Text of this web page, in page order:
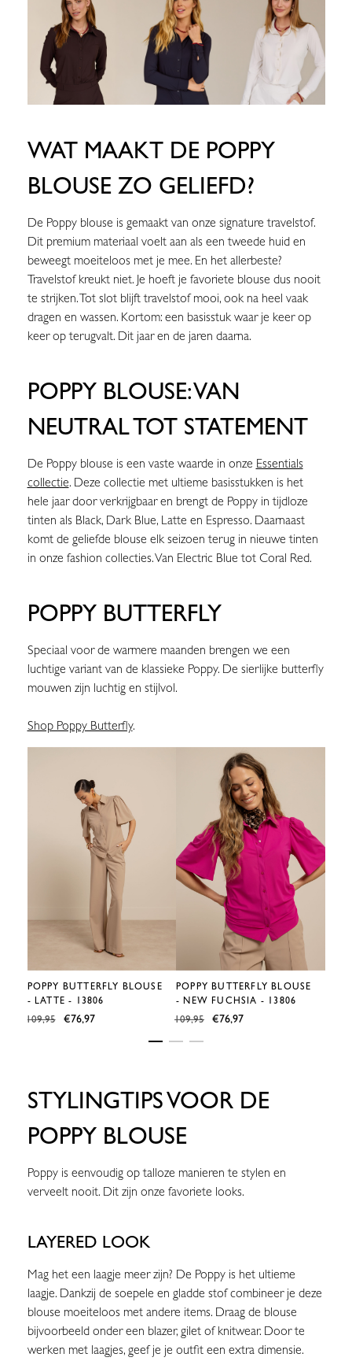
WAT MAAKT DE POPPY
BLOUSE ZO GELIEFD?
De Poppy blouse is gemaakt van onze signature travelstof.
Dit premium materiaal voelt aan als een tweede huid en
beweegt moeiteloos met je mee. En het allerbeste?
Travelstof kreukt niet. Je hoeft je favoriete blouse dus nooit
te strijken. Tot slot blijft travelstof mooi, ook na heel vaak
dragen en wassen. Kortom: een basisstuk waar je keer op
keer op terugvalt. Dit jaar en de jaren daarna.
POPPY BLOUSE: VAN
NEUTRAL TOT STATEMENT
De Poppy blouse is een vaste waarde in onze Essentials
collectie. Deze collectie met ultieme basisstukken is het
hele jaar door verkrijgbaar en brengt de Poppy in tijdloze
tinten als Black, Dark Blue, Latte en Espresso. Daarnaast
komt de geliefde blouse elk seizoen terug in nieuwe tinten
in onze fashion collecties. Van Electric Blue tot Coral Red.
POPPY BUTTERFLY
Speciaal voor de warmere maanden brengen we een
luchtige variant van de klassieke Poppy. De sierlijke butterfly
mouwen zijn luchtig en stijlvol.
Shop Poppy Butterfly.
POPPY BUTTERFLY BLOUSE
- LATTE - 13806
€109,95 €76,97
POPPY BUTTERFLY BLOUSE
- NEW FUCHSIA - 13806
€109,95 €76,97
STYLINGTIPS VOOR DE
POPPY BLOUSE
Poppy is eenvoudig op talloze manieren te stylen en
verveelt nooit. Dit zijn onze favoriete looks.
LAYERED LOOK
Mag het een laagje meer zijn? De Poppy is het ultieme
laagje. Dankzij de soepele en gladde stof combineer je deze
blouse moeiteloos met andere items. Draag de blouse
bijvoorbeeld onder een blazer, gilet of knitwear. Door te
werken met laagjes, geef je je outfit een extra dimensie.